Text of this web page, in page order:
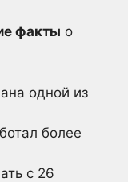
факты о
одной из
более
с 26